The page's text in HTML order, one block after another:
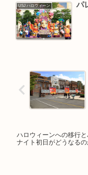
USJ ハロウィーン パ
ハロウィーンへの移行
ナイト初日がどうなる